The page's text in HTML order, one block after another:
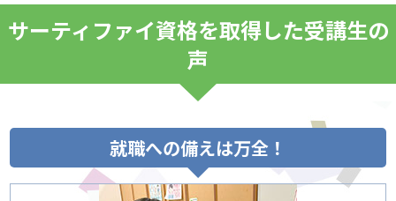
サーティファイ資格を取得した受講生の
声
就職への備えは万全！